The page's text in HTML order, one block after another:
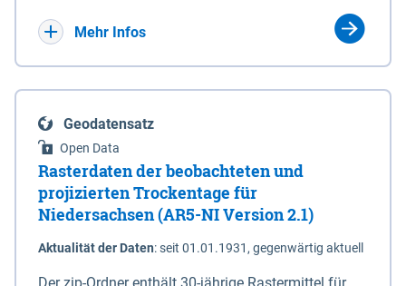
Eigenschaft eines Sperrwerkes durch Widmung, die
die Deichbehörde durch Verordnung ausspricht.
sowie Status der bestehenden Wolfsterritorien im
laufenden Monitoringjahr.
Mehr Infos
Geodatensatz
Open Data
Rasterdaten der beobachteten und
projizierten Trockentage für
Niedersachsen (AR5-NI Version 2.1)
Aktualität der Daten:seit 01.01.1931, gegenwärtig aktuell